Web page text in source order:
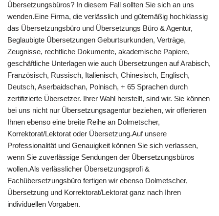
Übersetzungsbüros? In diesem Fall sollten Sie sich an uns
wenden.Eine Firma, die verlässlich und gütemäßig hochklassig
das Übersetzungsbüro und Übersetzungs Büro & Agentur,
Beglaubigte Übersetzungen Geburtsurkunden, Verträge,
Zeugnisse, rechtliche Dokumente, akademische Papiere,
geschäftliche Unterlagen wie auch Übersetzungen auf Arabisch,
Französisch, Russisch, Italienisch, Chinesisch, Englisch,
Deutsch, Aserbaidschan, Polnisch, + 65 Sprachen durch
zertifizierte Übersetzer. Ihrer Wahl herstellt, sind wir. Sie können
bei uns nicht nur Übersetzungsagentur beziehen, wir offerieren
Ihnen ebenso eine breite Reihe an Dolmetscher,
Korrektorat/Lektorat oder Übersetzung.Auf unsere
Professionalität und Genauigkeit können Sie sich verlassen,
wenn Sie zuverlässige Sendungen der Übersetzungsbüros
wollen.Als verlässlicher Übersetzungsprofi &
Fachübersetzungsbüro fertigen wir ebenso Dolmetscher,
Übersetzung und Korrektorat/Lektorat ganz nach Ihren
individuellen Vorgaben.